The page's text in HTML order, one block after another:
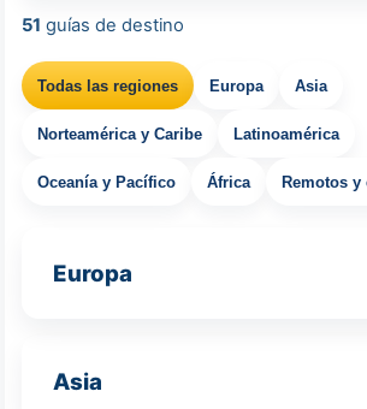
51 guías de destino
Todas las regiones Europa Asia
Norteamérica y Caribe Latinoamérica
Oceanía y Pacífico África Remotos y
Europa
Asia